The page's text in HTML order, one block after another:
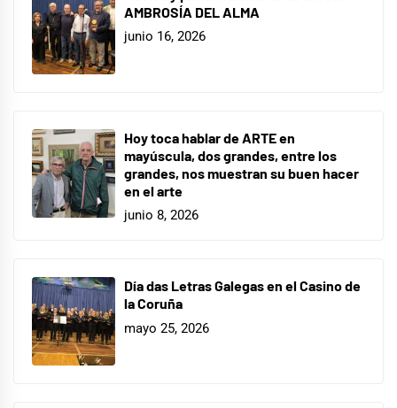
AMBROSÍA DEL ALMA
junio 16, 2026
Hoy toca hablar de ARTE en
mayúscula, dos grandes, entre los
grandes, nos muestran su buen hacer
en el arte
junio 8, 2026
Día das Letras Galegas en el Casino de
la Coruña
mayo 25, 2026